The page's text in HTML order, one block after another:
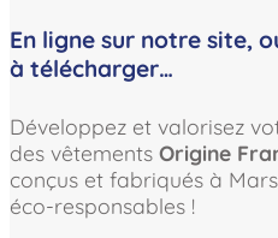
En ligne sur notre site,
à télécharger…
Développez et valorisez
des vêtements Origine
conçus et fabriqués à
éco-responsables !